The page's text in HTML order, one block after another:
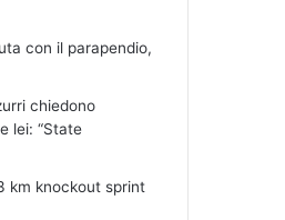
con il parapendio,
chiedono
lei: “State
km knockout sprint